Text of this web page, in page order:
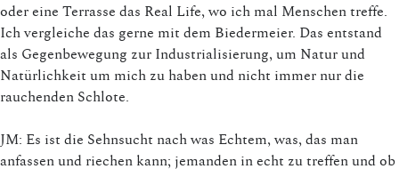
oder eine Terrasse das Real Life, wo ich mal Menschen treffe.
Ich vergleiche das gerne mit dem Biedermeier. Das entstand
als Gegenbewegung zur Industrialisierung, um Natur und
Natürlichkeit um mich zu haben und nicht immer nur die
rauchenden Schlote.
JM: Es ist die Sehnsucht nach was Echtem, was, das man
anfassen und riechen kann; jemanden in echt zu treffen und ob